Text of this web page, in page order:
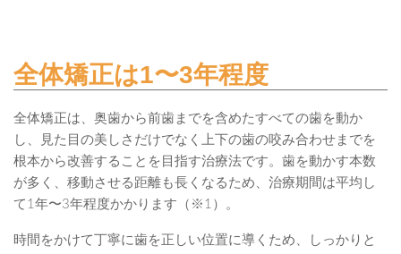
全体矯正は1〜3年程度
全体矯正は、奥歯から前歯までを含めたすべての歯を動か
し、見た目の美しさだけでなく上下の歯の咬み合わせまでを
根本から改善することを目指す治療法です。歯を動かす本数
が多く、移動させる距離も長くなるため、治療期間は平均し
て1年〜3年程度かかります（※1）。
時間をかけて丁寧に歯を正しい位置に導くため、しっかりと